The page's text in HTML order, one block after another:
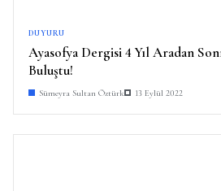
DUYURU
Ayasofya Dergisi 4 Yıl Aradan
Buluştu!
Sümeyra Sultan Öztürk 13 Eylül 2022